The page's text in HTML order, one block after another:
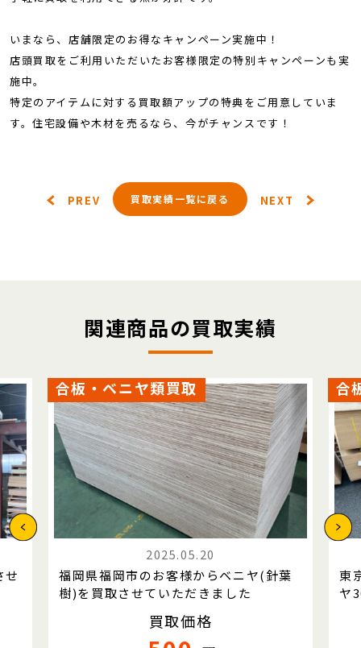
いまなら、店舗限定のお得なキャンペーン実施中！
店頭買取をご利用いただいたお客様限定の特別キャンペーンも実
施中。
特定のアイテムに対する買取額アップの特典をご用意していま
す。住宅設備や木材を売るなら、今がチャンスです！
PREV 買取実績一覧に戻る NEXT
関連商品の買取実績
せ
合板・ベニヤ類買取
2025.05.20
福岡県福岡市のお客様からベニヤ(針葉
樹)を買取させていただきました
買取価格
合
東
ヤ